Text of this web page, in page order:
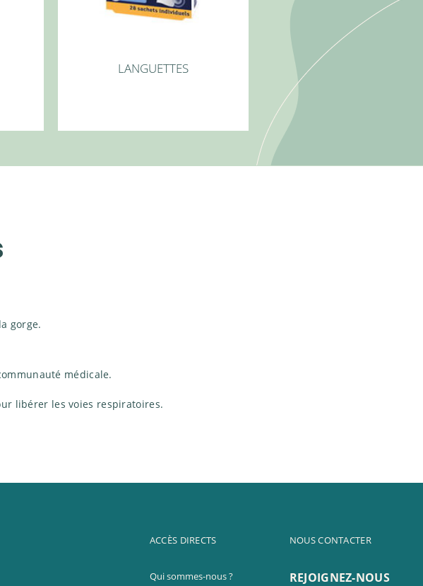
LANGUETTES
gorge.
médicale.
libérer les voies respiratoires.
ACCÈS DIRECTS
Qui sommes-nous ?
NOUS CONTACTER
REJOIGNEZ-NOUS